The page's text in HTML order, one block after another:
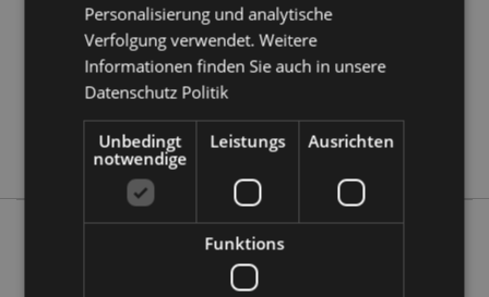
Keine
Keine
Keine
Elements Drachen
Personalisierung und analytische
Verfolgung verwendet. Weitere
Informationen finden Sie auch in unsere
Datenschutz Politik
Unbedingt
notwendige
Leistungs Ausrichten
Funktions